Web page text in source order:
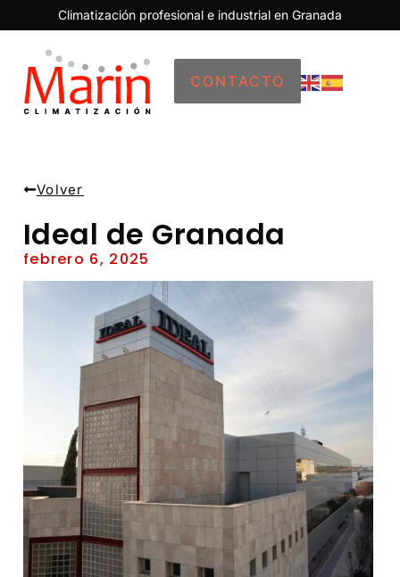
Climatización profesional e industrial en Granada
CONTACTO
Volver
Ideal de Granada
febrero 6, 2025